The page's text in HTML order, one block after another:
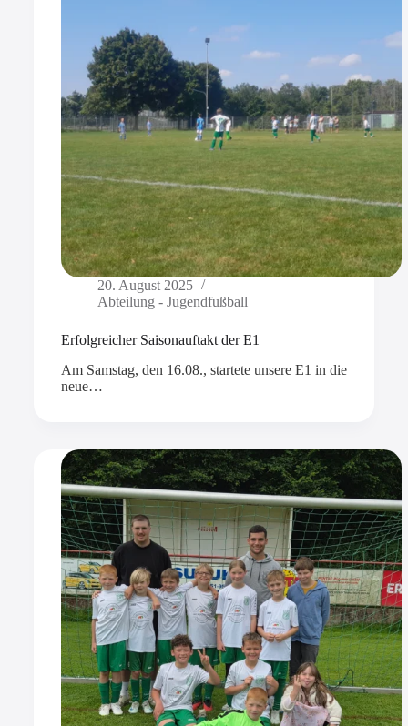
20. August 2025
Abteilung - Jugendfußball
Erfolgreicher Saisonauftakt der E1
Am Samstag, den 16.08., startete unsere E1 in die
neue…